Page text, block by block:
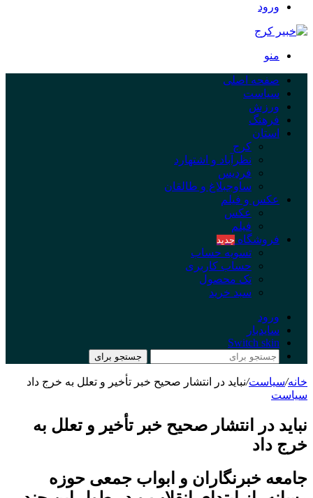
ورود
منو
صفحه اصلی
سیاست
ورزش
فرهنگ
استان
کرج
نظرآباد و اشتهارد
فردیس
ساوجبلاغ و طالقان
عکس و فیلم
عکس
فیلم
فروشگاه جدید
تسویه حساب
حساب کاربری
تک محصول
سبد خرید
ورود
سایدبار
Switch skin
جستجو برای
خانه/سیاست/نباید در انتشار صحیح خبر تأخیر و تعلل به خرج داد
سیاست
نباید در انتشار صحیح خبر تأخیر و تعلل به
خرج داد
جامعه خبرنگاران و ابواب جمعی حوزه